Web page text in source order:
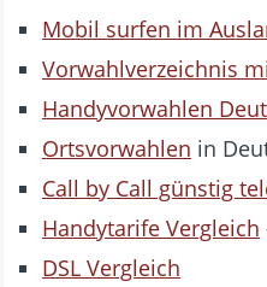
Mobil surfen im
Vorwahlverzeichnis
Handyvorwahlen
Ortsvorwahlen in
Call by Call günstig
Handytarife Vergleich
DSL Vergleich